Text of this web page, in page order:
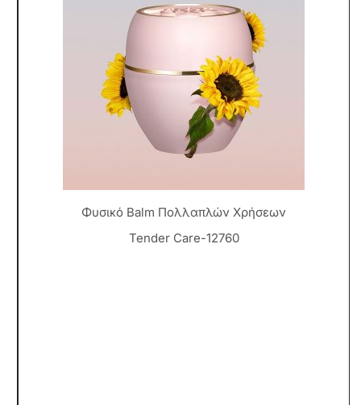
Φυσικό Balm Πολλαπλών Χρήσεων
Tender Care-12760